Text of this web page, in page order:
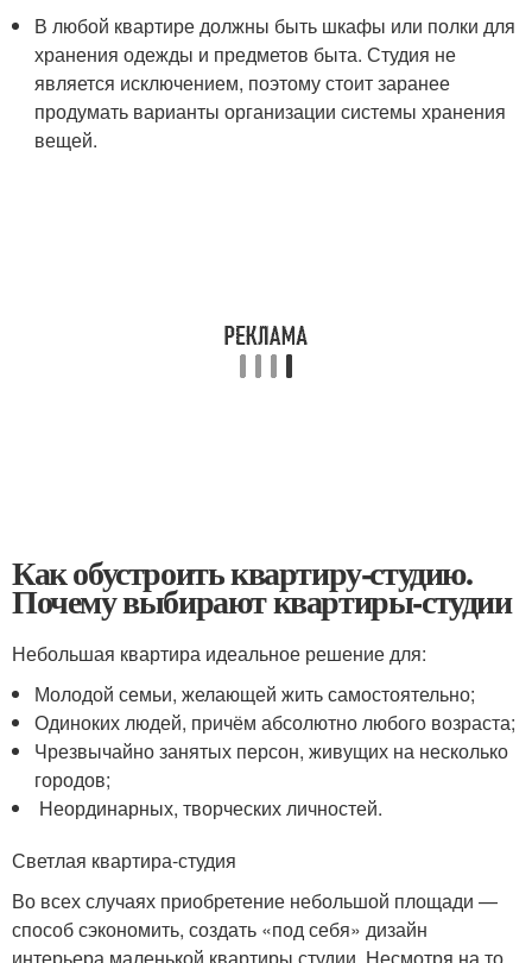
В любой квартире должны быть шкафы или полки для
хранения одежды и предметов быта. Студия не
является исключением, поэтому стоит заранее
продумать варианты организации системы хранения
вещей.
Как обустроить квартиру-студию.
Почему выбирают квартиры-студии
Небольшая квартира идеальное решение для:
Молодой семьи, желающей жить самостоятельно;
Одиноких людей, причём абсолютно любого возраста;
Чрезвычайно занятых персон, живущих на несколько
городов;
Неординарных, творческих личностей.
Светлая квартира-студия
Во всех случаях приобретение небольшой площади —
способ сэкономить, создать «под себя» дизайн